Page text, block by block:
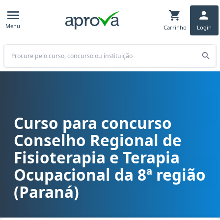
Menu Carrinho Login
Buscar
Curso para concurso CREFITO 8 (PR) - Conselho Regional de
Curso para concurso
Conselho Regional de
Fisioterapia e Terapia
Ocupacional da 8ª região
(Paraná)